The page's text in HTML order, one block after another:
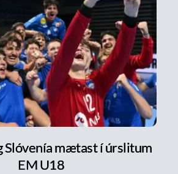
Slóvenía mætast í úrslitum
EM U18